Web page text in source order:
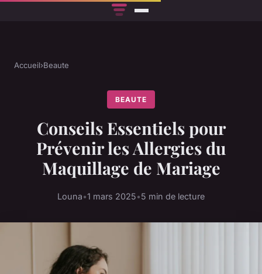
Accueil›Beaute
BEAUTE
Conseils Essentiels pour
Prévenir les Allergies du
Maquillage de Mariage
Louna•1 mars 2025•5 min de lecture